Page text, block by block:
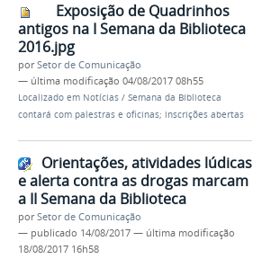
Exposição de Quadrinhos
antigos na I Semana da Biblioteca
2016.jpg
porSetor de Comunicação
— última modificação 04/08/2017 08h55
Localizado em Notícias / Semana da Biblioteca
contará com palestras e oficinas; inscrições abertas
Orientações, atividades lúdicas
e alerta contra as drogas marcam
a II Semana da Biblioteca
porSetor de Comunicação
— publicado 14/08/2017 — última modificação
18/08/2017 16h58